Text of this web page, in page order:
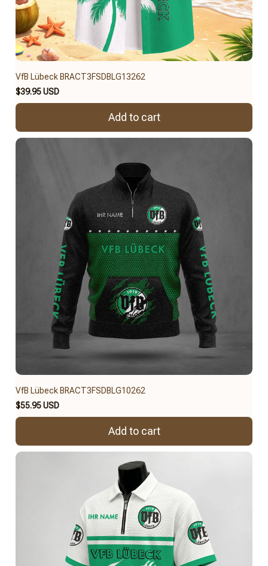
VfB Lübeck BRACT3FSDBLG13262
$39.95 USD
Add to cart
VfB Lübeck BRACT3FSDBLG10262
$55.95 USD
Add to cart